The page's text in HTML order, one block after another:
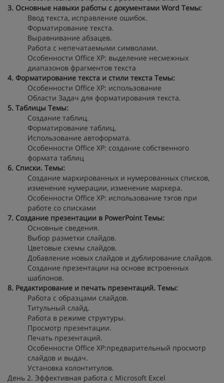
3. Основные навыки работы с документами Word Темы:
Ввод текста, исправление ошибок.
Форматирование текста.
Выравнивание абзацев.
Работа с непечатаемыми символами.
Особенности Office XP: выделение несмежных
диапазонов фрагментов текста
4. Форматирование текста и стили текста Темы:
Особенности Office XP: использование
Области Задач для форматирования текста.
5. Таблицы Темы:
Создание таблиц.
Форматирование таблиц.
Использование автоформата.
Особенности Office XP: создание собственного
формата таблиц
6. Списки. Темы:
Создание маркированных и нумерованных списков,
изменение нумерации, изменение маркера.
Особенности Office XP: использование тэгов при
работе со списками
7. Создание презентации в PowerPoint Темы:
Основные сведения.
Выбор разметки слайдов.
Цветовые схемы слайдов.
Добавление новых слайдов и дублирование слайдов.
Создание презентации на основе встроенных
шаблонов.
8. Редактирование и печать презентаций. Темы:
Работа с образцами слайдов.
Титульный слайд.
Работа в режиме структуры.
Просмотр презентации.
Печать презентаций.
Особенности Office XP:предварительный просмотр
слайдов и выдач.
Установка колонтитулов.
День 2. Эффективная работа с Microsoft Excel